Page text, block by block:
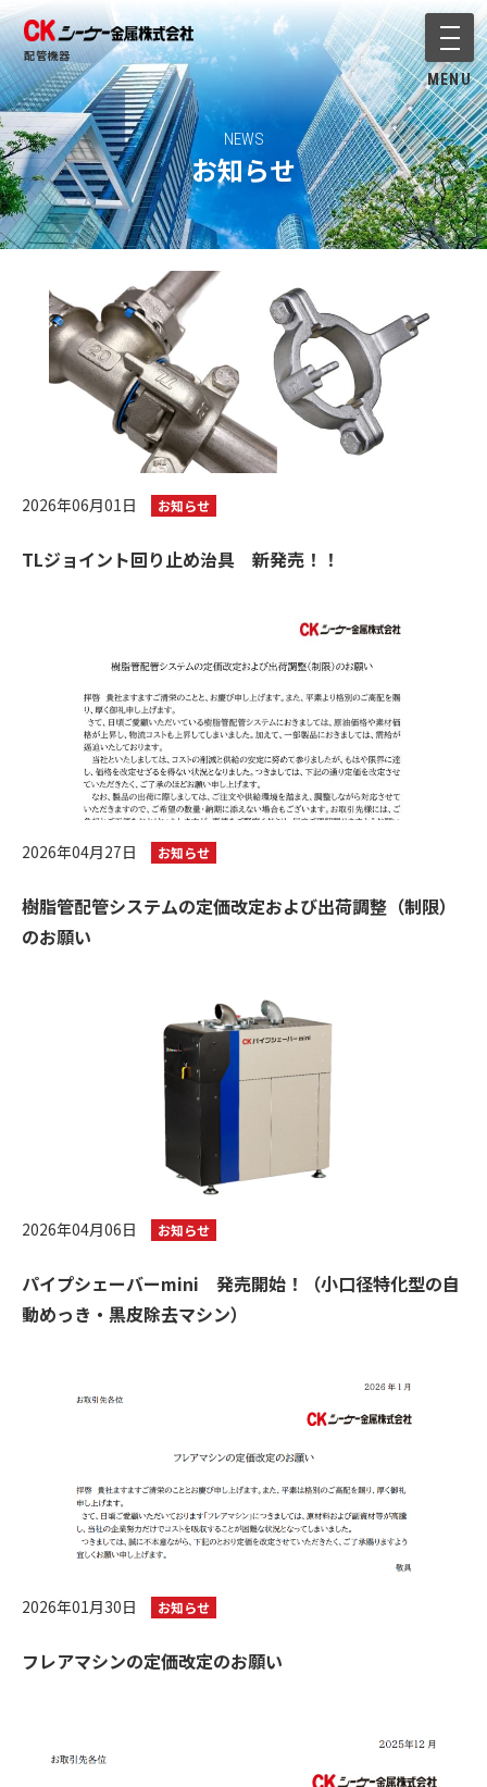
配管機器 メニ
MENU
NEWS
お知らせ
2026年06月01日 お知らせ
TLジョイント回り止め治具 新発売！！
2026年04月27日 お知らせ
樹脂管配管システムの定価改定および出荷調整（制限）
のお願い
2026年04月06日 お知らせ
パイプシェーバーmini 発売開始！（小口径特化型の自
動めっき・黒皮除去マシン）
2026年01月30日 お知らせ
フレアマシンの定価改定のお願い